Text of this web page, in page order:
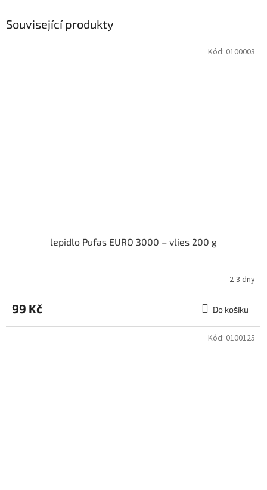
Související produkty
lepidlo Pufas EURO 3000 – vlies 200 g
2-3 dny
99 Kč Do košíku
Kód: 0100003
Kód: 0100125